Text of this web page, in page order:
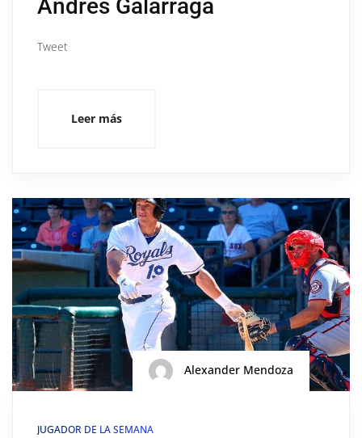
Andrés Galarraga
Tweet
Leer más
Alexander Mendoza
JUGADOR DE LA SEMANA